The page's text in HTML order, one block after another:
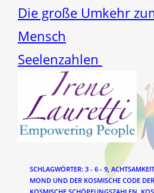
Die große Umkehr
Mensch
Seelenzahlen
SCHLAGWÖRTER: 3 - 6 - 9, ACHTSAMKEIT
MOND UND DER KOSMISCHE CODE